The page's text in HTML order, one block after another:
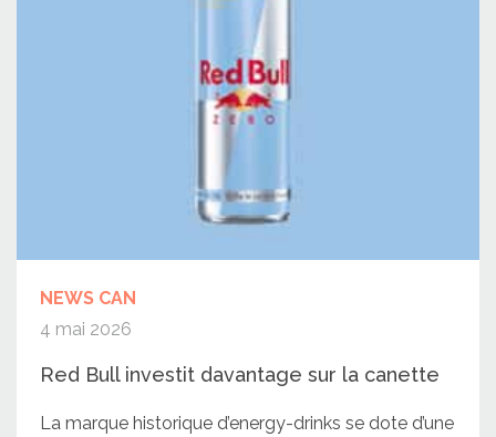
NEWS CAN
4 mai 2026
Red Bull investit davantage sur la canette
La marque historique d’energy-drinks se dote d’une